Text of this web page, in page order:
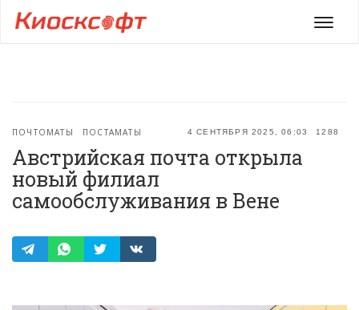
Меню
4 СЕНТЯБРЯ 2025, 06:03 1288
ПОЧТОМАТЫ ПОСТАМАТЫ
Австрийская почта открыла
новый филиал
самообслуживания в Вене